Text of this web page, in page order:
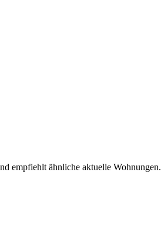
empfiehlt ähnliche aktuelle Wohnungen.